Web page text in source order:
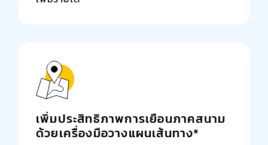
เพิ่มประสิทธิภาพการเยือนภาคสนาม
ด้วยเครื่องมือวางแผนเส้นทาง*